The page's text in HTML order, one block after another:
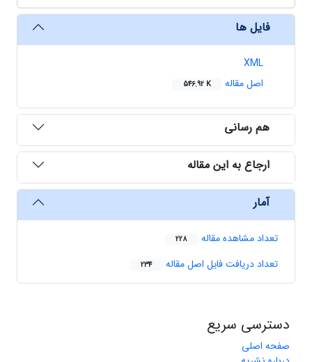
فایل ها
XML
اصل مقاله
546.92 K
هم رسانی
ارجاع به این مقاله
آمار
تعداد مشاهده مقاله 228
تعداد دریافت فایل اصل مقاله 234
دسترسی سریع
صفحه اصلی